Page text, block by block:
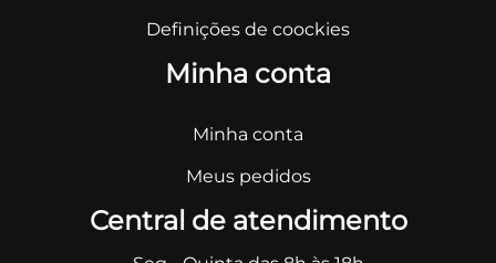
Definições de coockies
Minha conta
Minha conta
Meus pedidos
Central de atendimento